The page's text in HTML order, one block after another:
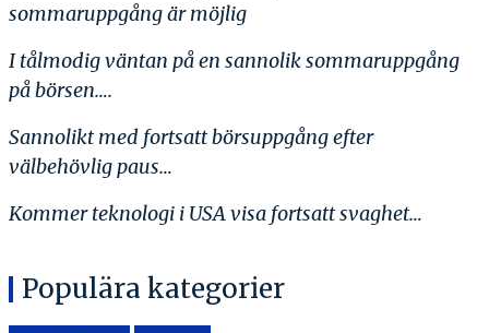
sommaruppgång är möjlig
I tålmodig väntan på en sannolik sommaruppgång
på börsen….
Sannolikt med fortsatt börsuppgång efter
välbehövlig paus…
Kommer teknologi i USA visa fortsatt svaghet…
Populära kategorier